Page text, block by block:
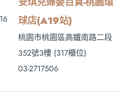
球店(A19站)
桃園市桃園區高鐵南路二段
352號3樓 (317櫃位)
03-2717506